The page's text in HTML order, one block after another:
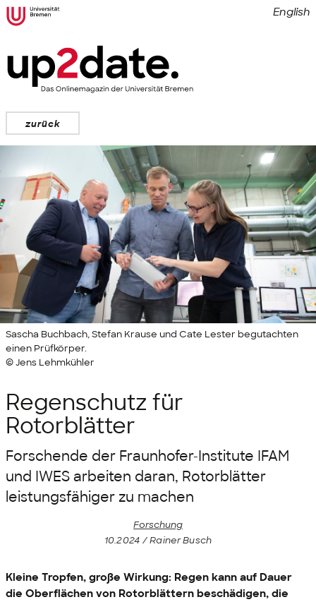
zurück
English
Sascha Buchbach, Stefan Krause und Cate Lester begutachten
einen Prüfkörper.
© Jens Lehmkühler
Regenschutz für
Rotorblätter
Forschende der Fraunhofer-Institute IFAM
und IWES arbeiten daran, Rotorblätter
leistungsfähiger zu machen
Forschung
10.2024 / Rainer Busch
Kleine Tropfen, große Wirkung: Regen kann auf Dauer
die Oberflächen von Rotorblättern beschädigen, die